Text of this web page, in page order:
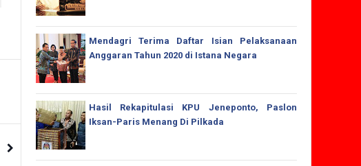
Mendagri Terima Daftar Isian Pelaksanaan
Anggaran Tahun 2020 di Istana Negara
Hasil Rekapitulasi KPU Jeneponto, Paslon
Iksan-Paris Menang Di Pilkada